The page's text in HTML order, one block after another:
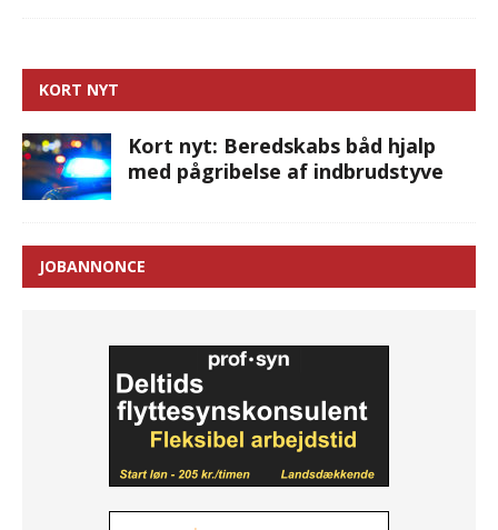
KORT NYT
Kort nyt: Beredskabs båd hjalp
med pågribelse af indbrudstyve
JOBANNONCE